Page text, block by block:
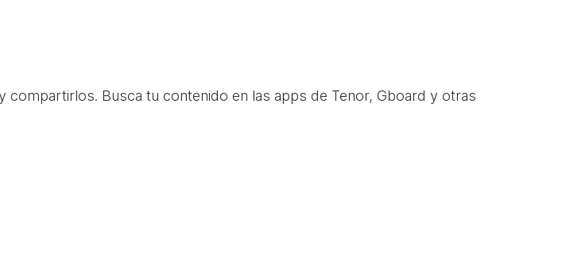
compartirlos. Busca tu contenido en las apps de Tenor, Gboard y otras